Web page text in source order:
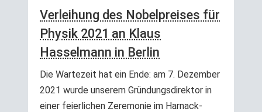
Verleihung des Nobelpreises für
Physik 2021 an Klaus
Hasselmann in Berlin
Die Wartezeit hat ein Ende: am 7. Dezember
2021 wurde unserem Gründungsdirektor in
einer feierlichen Zeremonie im Harnack-